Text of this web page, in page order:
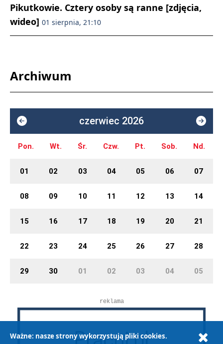
Pikutkowie. Cztery osoby są ranne [zdjęcia,
wideo] 01 sierpnia, 21:10
Archiwum
czerwiec 2026
Pon. Wt. Śr. Czw. Pt. Sob. Nd.
01 02 03 04 05 06 07
08 09 10 11 12 13 14
15 16 17 18 19 20 21
22 23 24 25 26 27 28
29 30 01 02 03 04 05
reklama
Ważne: nasze strony wykorzystują pliki cookies.